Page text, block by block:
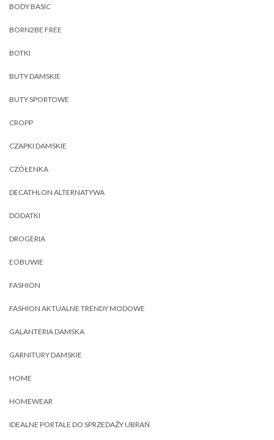
BODY BASIC
BORN2BE FREE
BOTKI
BUTY DAMSKIE
BUTY SPORTOWE
CROPP
CZAPKI DAMSKIE
CZÓŁENKA
DECATHLON ALTERNATYWA
DODATKI
DROGERIA
EOBUWIE
FASHION
FASHION AKTUALNE TRENDY MODOWE
GALANTERIA DAMSKA
GARNITURY DAMSKIE
HOME
HOMEWEAR
IDEALNE PORTALE DO SPRZEDAŻY UBRAŃ